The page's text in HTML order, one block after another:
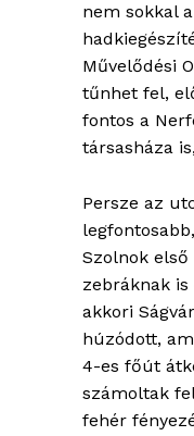
nem sokkal
Művelődési
tűnhet fel,
fontos a
társasháza
Persze az
Szolnok
zebráknak is
akkori
húzódott,
4-es főút
számoltak
fehér